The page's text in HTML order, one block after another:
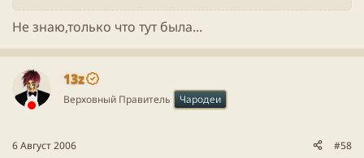
Не знаю,только что тут была...
13z
Верховный Правитель Чародеи
6 Август 2006 #58